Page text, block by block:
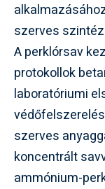
szerves
A perklórsav
protokollok
laboratóriumi
szerves
koncentrált
ammónium-